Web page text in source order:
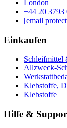
London
‪+44 20 3793
[email
Einkaufen
Schleifmittel
Allzweck-
Klebstoffe,
Klebstoffe
Hilfe &